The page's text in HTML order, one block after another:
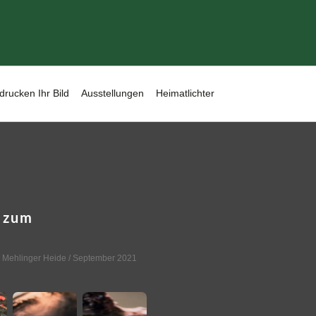
Ihr Bild Ausstellungen Heimatlichter
Mehlinger Heide / September 2021